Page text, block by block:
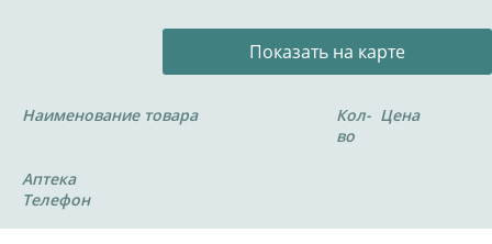
Показать на карте
Наименование товара
Кол-
во
Цена
Аптека
Телефон